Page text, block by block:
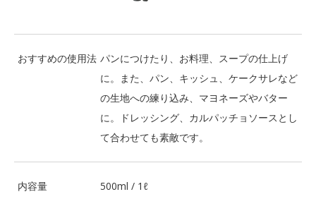
おすすめの使用法 パンにつけたり、お料理、スープの仕上げ
に。また、パン、キッシュ、ケークサレなど
の生地への練り込み、マヨネーズやバター
に。ドレッシング、カルパッチョソースとし
て合わせても素敵です。
内容量 500ml / 1ℓ